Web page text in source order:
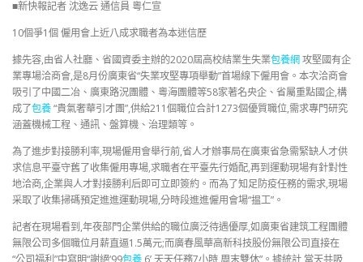
■新快報記者 沈逸云 通信員 粵仁宣
10個爭1個 僱用會上近八成求職者為本迷信歷
據先容,由省人社廳、省國資委主辦的2020屆高校結業生失業包養網攻堅國有企
業專場洽商會,是8月份廣東省“失業攻堅專項舉動”首場線下僱用會。本次洽商會
吸引了中國二冶、廣東路況團體、粵海團體等58家著名央企、省屬重點國企,構
成了包養“貴氣奢華引才團”,供給211個職位合計1273個優質職位,需求專門研究
涵蓋機械工程、通訊、盤算機、治理類等。
為了進步對接勝利率,現場僱用會舉行前,省人才辦事局在廣東省急需緊缺人才供
求信息平臺守舊了收集僱用專場,求職者在平臺先行婚配,再到運動現場有針對性
地洽商,企業與人才對接勝利后即可立即簽約。而為了知足防疫任務的需求,現場
采取了收集掃碼預定進進運動現場,分時段進進僱用會場“揾工”。
記者在現場看到,年夜部門企業供給的職位廣泛待遇優厚,如廣東省建筑工程團體
無限公司多個職位月薪直逼1.5萬元;而廣春風華高新科技股份無限公司直接在